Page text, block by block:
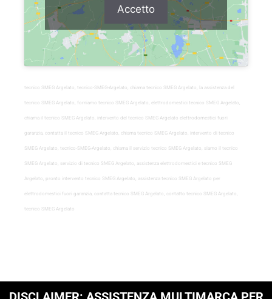
Accetto
tecnico SMEG Argelato, tecnico-SMEG-Argelato, chiama tecnico SMEG Argelato, la assistenza del
tecnico SMEG Argelato, forniamo tecnico SMEG Argelato, elettrodomestici tecnico SMEG Argelato,
chiama il tecnico SMEG Argelato, intervento del tecnico SMEG Argelato elettrodomestici fuori
garanzia, contatta il tecnico SMEG Argelato, chiama tecnico SMEG Argelato, intervento di tecnico
SMEG Argelato, tecnico-SMEG-Argelato, chiama il servizio tecnico SMEG Argelato, siamo il tecnico
SMEG Argelato, servizio di tecnico SMEG Argelato, assistenza elettrodomestici e tecnico SMEG
Argelato, pronto intervento tecnico SMEG Argelato, assistenza tecnico SMEG Argelato per
elettrodomestici fuori garanzia, contatta tecnico SMEG Argelato, contatto tecnico SMEG Argelato,
tecnico SMEG Argelato